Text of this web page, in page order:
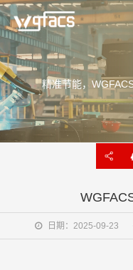
精准节能，
日期：2025-09-23